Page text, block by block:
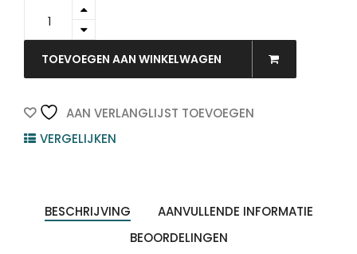
RICOH
Toner
Black
1st
quantity
TOEVOEGEN AAN WINKELWAGEN
AAN VERLANGLIJST TOEVOEGEN
VERGELIJKEN
BESCHRIJVING
AANVULLENDE INFORMATIE
BEOORDELINGEN
Producten
zoeken ZOEKEN